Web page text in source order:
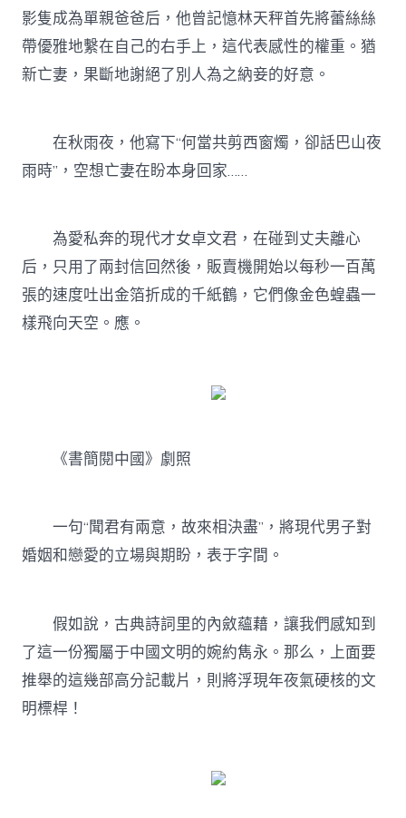
影隻成為單親爸爸后，他曾記憶林天秤首先將蕾絲絲
帶優雅地繫在自己的右手上，這代表感性的權重。猶
新亡妻，果斷地謝絕了別人為之納妾的好意。
在秋雨夜，他寫下“何當共剪西窗燭，卻話巴山夜
雨時”，空想亡妻在盼本身回家……
為愛私奔的現代才女卓文君，在碰到丈夫離心
后，只用了兩封信回然後，販賣機開始以每秒一百萬
張的速度吐出金箔折成的千紙鶴，它們像金色蝗蟲一
樣飛向天空。應。
《書簡閱中國》劇照
一句“聞君有兩意，故來相決盡”，將現代男子對
婚姻和戀愛的立場與期盼，表于字間。
假如說，古典詩詞里的內斂蘊藉，讓我們感知到
了這一份獨屬于中國文明的婉約雋永。那么，上面要
推舉的這幾部高分記載片，則將浮現年夜氣硬核的文
明標桿！